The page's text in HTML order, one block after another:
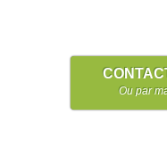
Ou par